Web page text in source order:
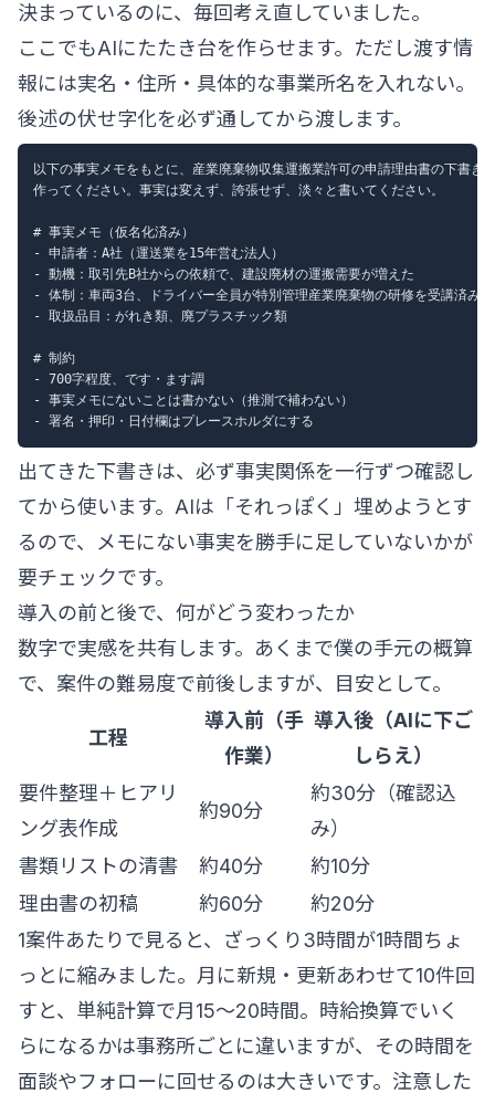
決まっているのに、毎回考え直していました。
ここでもAIにたたき台を作らせます。ただし渡す情
報には実名・住所・具体的な事業所名を入れない。
後述の伏せ字化を必ず通してから渡します。
以下の事実メモをもとに、産業廃棄物収集運搬業許可の申請理由書の下書き
作ってください。事実は変えず、誇張せず、淡々と書いてください。
# 事実メモ（仮名化済み）
- 申請者：A社（運送業を15年営む法人）
- 動機：取引先B社からの依頼で、建設廃材の運搬需要が増えた
- 体制：車両3台、ドライバー全員が特別管理産業廃棄物の研修を受講済み
- 取扱品目：がれき類、廃プラスチック類
# 制約
- 700字程度、です・ます調
- 事実メモにないことは書かない（推測で補わない）
出てきた下書きは、必ず事実関係を一行ずつ確認し
てから使います。AIは「それっぽく」埋めようとす
るので、メモにない事実を勝手に足していないかが
要チェックです。
導入の前と後で、何がどう変わったか
数字で実感を共有します。あくまで僕の手元の概算
で、案件の難易度で前後しますが、目安として。
工程
導入前（手
作業）
導入後（AIに下ご
しらえ）
要件整理＋ヒアリ
ング表作成
約90分
約30分（確認込
み）
書類リストの清書
約40分
約10分
理由書の初稿
約60分
約20分
1案件あたりで見ると、ざっくり3時間が1時間ちょ
っとに縮みました。月に新規・更新あわせて10件回
すと、単純計算で月15〜20時間。時給換算でいく
らになるかは事務所ごとに違いますが、その時間を
面談やフォローに回せるのは大きいです。注意した